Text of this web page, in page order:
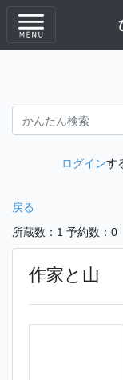
ログインす
戻る
所蔵数：1 予約数：0
作家と山